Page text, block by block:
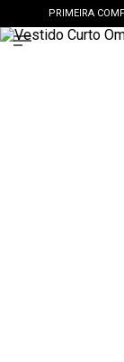
PRIMEIRA
PIX